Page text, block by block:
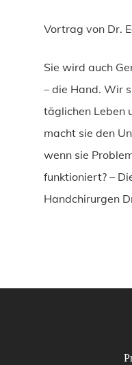
Vortrag von Dr.
Sie wird auch
– die Hand. Wir
täglichen Leben
macht sie den
wenn sie
funktioniert? –
Handchirurgen